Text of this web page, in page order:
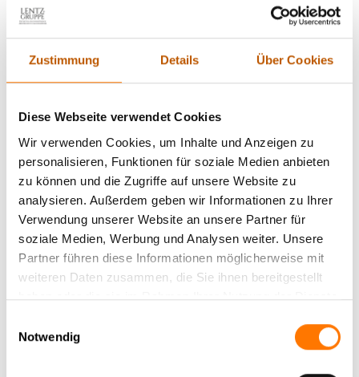
Zustimmung Details Über Cookies
Diese Webseite verwendet Cookies
Wir verwenden Cookies, um Inhalte und Anzeigen zu
personalisieren, Funktionen für soziale Medien anbieten
zu können und die Zugriffe auf unsere Website zu
analysieren. Außerdem geben wir Informationen zu Ihrer
Verwendung unserer Website an unsere Partner für
soziale Medien, Werbung und Analysen weiter. Unsere
Partner führen diese Informationen möglicherweise mit
weiteren Daten zusammen, die Sie ihnen bereitgestellt
haben oder die sie im Rahmen Ihrer Nutzung der Dienste
Notwendig
Der gebürtige 33jährige US-Amerikaner ist seit mehr als
fünf Jahren bei uns im Team und ZAD geprüfter
Privatermittler – IHK und sowohl im taktischen
Ermittlungs- und Observationsdienst weltweit im
Einsatz, als auch teils in der Mandantenbetreuung. Herr
Davis spricht muttersprachlich deutsch und
amerikanisches Englisch, hat lange Jahre im Ausland
im Freundeskreis und ist leidenschaftlicher Sportler.